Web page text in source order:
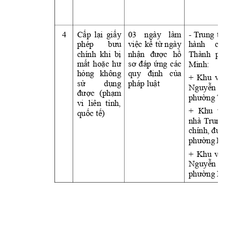
4 Cấp lại giấy
phép
bưu
chính khi bị
mất hoặc hư
hỏng không
sử
dụng
được (phạm
vi liên tỉnh,
quốc tế)
03 ngày
làm
việc kể từ ngày
nhận
được
hồ
sơ đáp ứng các
quy
định của
pháp luật
- Trung
hành
Thành
Minh:
+ Khu
Nguyễn
phường
+ Khu
nhà Trung
chính,
phường
+ Khu
Nguyễn
phường